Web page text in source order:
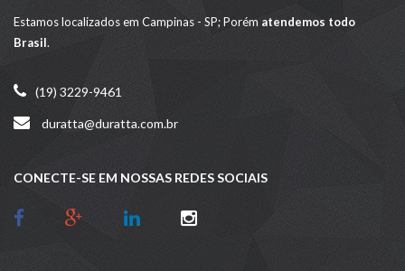
Estamos localizados em Campinas - SP; Porém atendemos todo
Brasil.
(19) 3229-9461
duratta@duratta.com.br
CONECTE-SE EM NOSSAS REDES SOCIAIS